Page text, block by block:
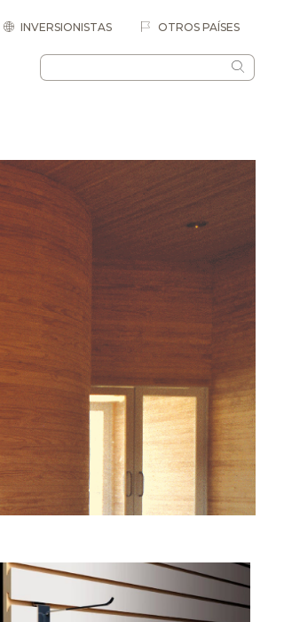
INVERSIONISTAS OTROS PAÍSES